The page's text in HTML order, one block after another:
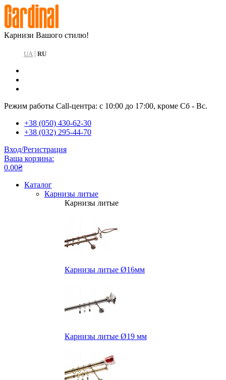
Карнизи Вашого стилю!
UA | RU
Режим работы Call-центра: с 10:00 до 17:00, кроме Сб - Вс.
+38 (050) 430-62-30
+38 (032) 295-44-70
Вход/Регистрация
Ваша корзина:
0.00₴
Каталог
Карнизы литые
Карнизы литые
Карнизы литые Ø16мм
Карнизы литые Ø19 мм